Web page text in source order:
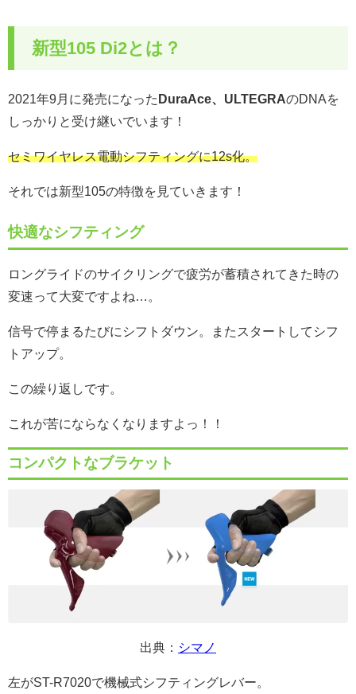
新型105 Di2とは？
2021年9月に発売になった DuraAce、ULTEGRAのDNAを
しっかりと受け継いでいます！
セミワイヤレス電動シフティングに12s化。
それでは新型105の特徴を見ていきます！
快適なシフティング
ロングライドのサイクリングで疲労が蓄積されてきた時の
変速って大変ですよね…。
信号で停まるたびにシフトダウン。またスタートしてシフ
トアップ。
この繰り返しです。
これが苦にならなくなりますよっ！！
コンパクトなブラケット
出典： シマノ
左がST-R7020で機械式シフティングレバー。